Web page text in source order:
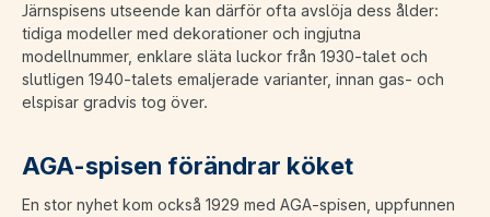
Järnspisens utseende kan därför ofta avslöja dess ålder:
tidiga modeller med dekorationer och ingjutna
modellnummer, enklare släta luckor från 1930-talet och
slutligen 1940-talets emaljerade varianter, innan gas- och
elspisar gradvis tog över.
AGA-spisen förändrar köket
En stor nyhet kom också 1929 med AGA-spisen, uppfunnen